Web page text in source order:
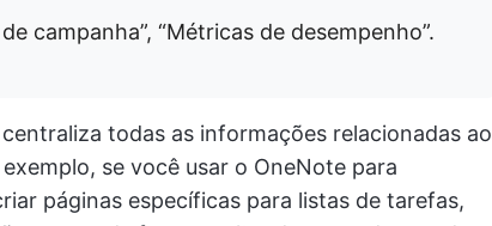
campanha”, “Métricas de desempenho”.
todas as informações relacionadas ao
se você usar o OneNote para
páginas específicas para listas de tarefas,